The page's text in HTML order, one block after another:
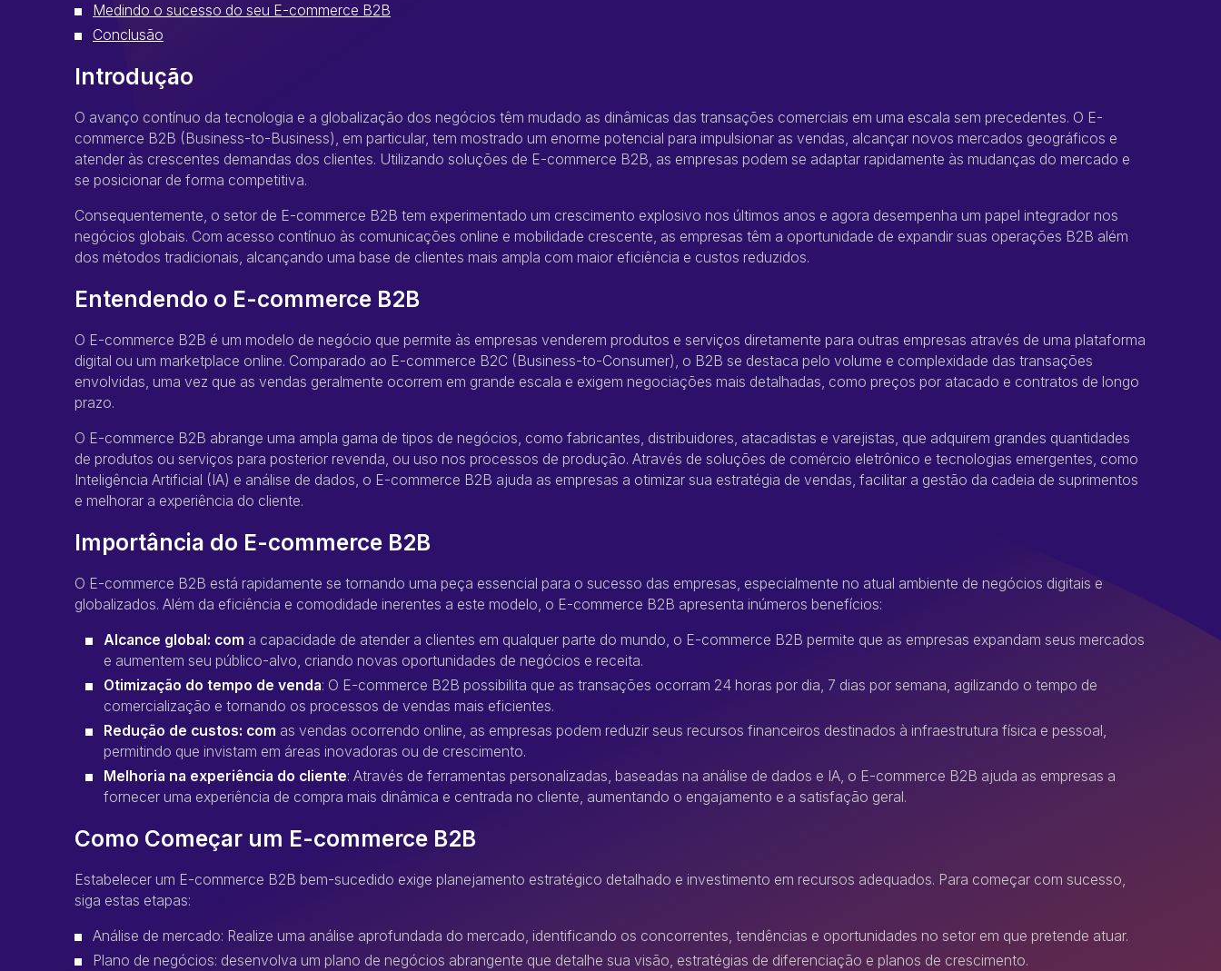
Medindo o sucesso do seu E-commerce B2B
Conclusão
Introdução
O avanço contínuo da tecnologia e a globalização dos negócios têm mudado as dinâmicas das transações comerciais em uma escala sem precedentes. O E-
commerce B2B (Business-to-Business), em particular, tem mostrado um enorme potencial para impulsionar as vendas, alcançar novos mercados geográficos e
atender às crescentes demandas dos clientes. Utilizando soluções de E-commerce B2B, as empresas podem se adaptar rapidamente às mudanças do mercado e
se posicionar de forma competitiva.
Consequentemente, o setor de E-commerce B2B tem experimentado um crescimento explosivo nos últimos anos e agora desempenha um papel integrador nos
negócios globais. Com acesso contínuo às comunicações online e mobilidade crescente, as empresas têm a oportunidade de expandir suas operações B2B além
dos métodos tradicionais, alcançando uma base de clientes mais ampla com maior eficiência e custos reduzidos.
Entendendo o E-commerce B2B
O E-commerce B2B é um modelo de negócio que permite às empresas venderem produtos e serviços diretamente para outras empresas através de uma plataforma
digital ou um marketplace online. Comparado ao E-commerce B2C (Business-to-Consumer), o B2B se destaca pelo volume e complexidade das transações
envolvidas, uma vez que as vendas geralmente ocorrem em grande escala e exigem negociações mais detalhadas, como preços por atacado e contratos de longo
prazo.
O E-commerce B2B abrange uma ampla gama de tipos de negócios, como fabricantes, distribuidores, atacadistas e varejistas, que adquirem grandes quantidades
de produtos ou serviços para posterior revenda, ou uso nos processos de produção. Através de soluções de comércio eletrônico e tecnologias emergentes, como
Inteligência Artificial (IA) e análise de dados, o E-commerce B2B ajuda as empresas a otimizar sua estratégia de vendas, facilitar a gestão da cadeia de suprimentos
e melhorar a experiência do cliente.
Importância do E-commerce B2B
O E-commerce B2B está rapidamente se tornando uma peça essencial para o sucesso das empresas, especialmente no atual ambiente de negócios digitais e
globalizados. Além da eficiência e comodidade inerentes a este modelo, o E-commerce B2B apresenta inúmeros benefícios:
Alcance global: com a capacidade de atender a clientes em qualquer parte do mundo, o E-commerce B2B permite que as empresas expandam seus mercados
e aumentem seu público-alvo, criando novas oportunidades de negócios e receita.
Otimização do tempo de venda: O E-commerce B2B possibilita que as transações ocorram 24 horas por dia, 7 dias por semana, agilizando o tempo de
comercialização e tornando os processos de vendas mais eficientes.
Redução de custos: com as vendas ocorrendo online, as empresas podem reduzir seus recursos financeiros destinados à infraestrutura física e pessoal,
permitindo que invistam em áreas inovadoras ou de crescimento.
Melhoria na experiência do cliente: Através de ferramentas personalizadas, baseadas na análise de dados e IA, o E-commerce B2B ajuda as empresas a
fornecer uma experiência de compra mais dinâmica e centrada no cliente, aumentando o engajamento e a satisfação geral.
Como Começar um E-commerce B2B
Estabelecer um E-commerce B2B bem-sucedido exige planejamento estratégico detalhado e investimento em recursos adequados. Para começar com sucesso,
siga estas etapas:
Análise de mercado: Realize uma análise aprofundada do mercado, identificando os concorrentes, tendências e oportunidades no setor em que pretende atuar.
Plano de negócios: desenvolva um plano de negócios abrangente que detalhe sua visão, estratégias de diferenciação e planos de crescimento.